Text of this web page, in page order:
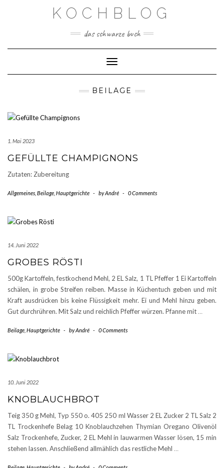
KOCHBLOG
das schwarze buch
Toggle Navigation
BEILAGE
1. Mai 2023
GEFÜLLTE CHAMPIGNONS
Zutaten: Zubereitung
Allgemeines Beilage Hauptgerichte - byAndré - 0 Comments
14. Juni 2022
GROBES RÖSTI
500g Kartoffeln, festkochend Mehl, 2 EL Salz, 1 TL Pfeffer 1 Ei Kartoffeln
schälen, in grobe Streifen reiben. Masse in Küchentuch geben und mit
Kraft ausdrücken bis keine Flüssigkeit mehr. Ei und Mehl hinzu geben.
Gut durchrühren. Mit Salz und reichlich Pfeffer würzen. Pfanne mit …
Beilage Hauptgerichte - byAndré - 0 Comments
10. Juni 2022
KNOBLAUCHBROT
Teig 350 g Mehl, Typ 550 o. 405 250 ml Wasser 2 EL Zucker 2 TL Salz 2
TL Trockenhefe Belag 10 Knoblauchzehen Thymian Oregano Olivenöl
Salz Trockenhefe, Zucker, 2 EL Mehl in lauwarmen Wasser lösen, 15 min
stehen lassen. Anschließend allmählich das restliche Mehl …